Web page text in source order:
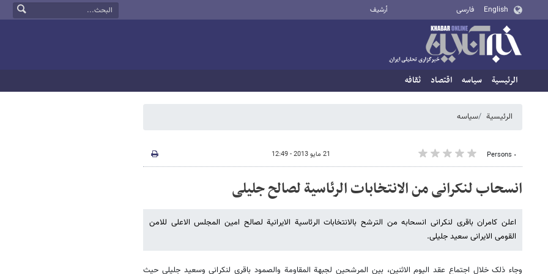
English فارسی أرشيف
الرئيسية سیاسه اقتصاد ثقافه
الرئيسية سیاسه
٠ Persons 21 مايو 2013 - 12:49
انسحاب لنکرانی من الانتخابات الرئاسیة لصالح جلیلی
اعلن کامران باقری لنکرانی انسحابه من الترشح بالانتخابات الرئاسیة الایرانیة لصالح امین المجلس الاعلى للامن
القومی الایرانی سعید جلیلی.
وجاء ذلک خلال اجتماع عقد الیوم الاثنین، بین المرشحین لجبهة المقاومة والصمود باقری لنکرانی وسعید جلیلی حیث